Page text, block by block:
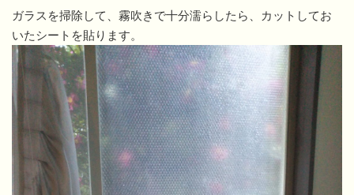
ガラスを掃除して、霧吹きで十分濡らしたら、カットしてお
いたシートを貼ります。